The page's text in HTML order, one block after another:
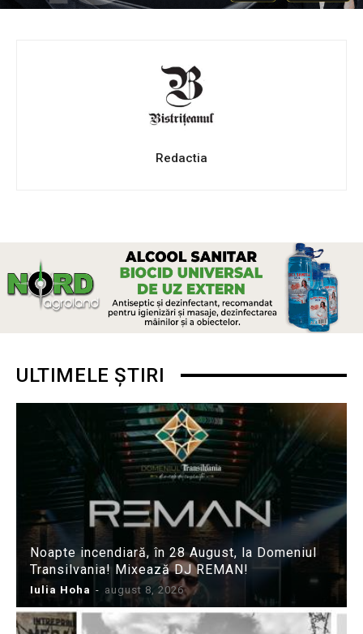
Redactia
ULTIMELE ȘTIRI
Noapte incendiară, în 28 August, la Domeniul
Transilvania! Mixează DJ REMAN!
Iulia Hoha - august 8, 2026